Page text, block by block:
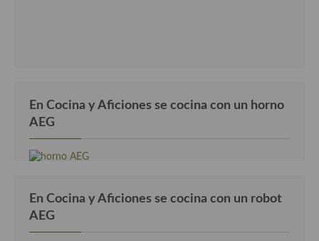
En Cocina y Aficiones se cocina con un horno
AEG
En Cocina y Aficiones se cocina con un robot
AEG